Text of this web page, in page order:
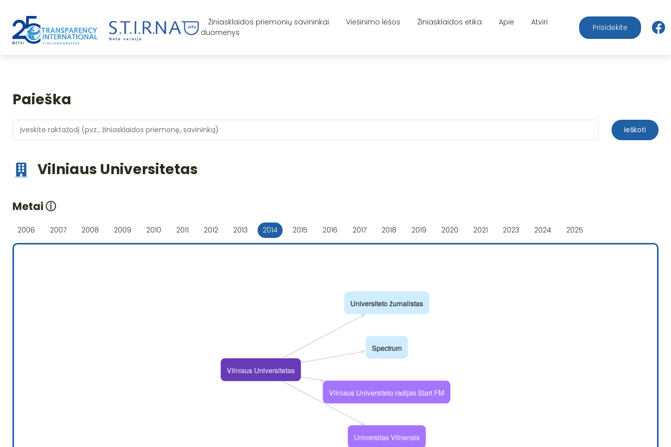
Žiniasklaidos priemonių savininkai Viešinimo lėšos Žiniasklaidos etika Apie
Atviri
duomenys
Prisidėkite
Paieška
Ieškoti
Vilniaus Universitetas
Metaiⓘ
2006 2007 2008 2009 2010 2011 2012 2013 2014 2015 2016 2017 2018 2019 2020 2021 2023 2024 2025